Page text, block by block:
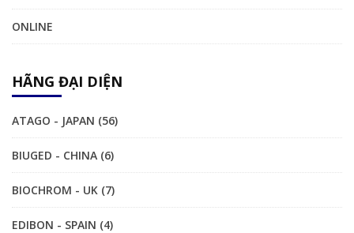
ONLINE
HÃNG ĐẠI DIỆN
ATAGO - JAPAN (56)
BIUGED - CHINA (6)
BIOCHROM - UK (7)
EDIBON - SPAIN (4)